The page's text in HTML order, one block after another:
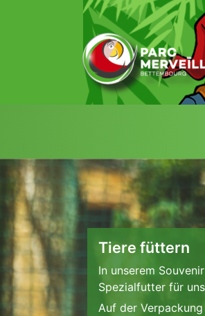
Tiere füttern
In unserem
Spezialfutter für
Auf der